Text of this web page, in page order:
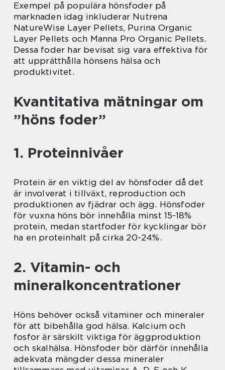
Exempel på populära hönsfoder på
marknaden idag inkluderar Nutrena
NatureWise Layer Pellets, Purina Organic
Layer Pellets och Manna Pro Organic Pellets.
Dessa foder har bevisat sig vara effektiva för
att upprätthålla hönsens hälsa och
produktivitet.
Kvantitativa mätningar om
”höns foder”
1. Proteinnivåer
Protein är en viktig del av hönsfoder då det
är involverat i tillväxt, reproduction och
produktionen av fjädrar och ägg. Hönsfoder
för vuxna höns bör innehålla minst 15-18%
protein, medan startfoder för kycklingar bör
ha en proteinhalt på cirka 20-24%.
2. Vitamin- och
mineralkoncentrationer
Höns behöver också vitaminer och mineraler
för att bibehålla god hälsa. Kalcium och
fosfor är särskilt viktiga för äggproduktion
och skalhälsa. Hönsfoder bör därför innehålla
adekvata mängder dessa mineraler